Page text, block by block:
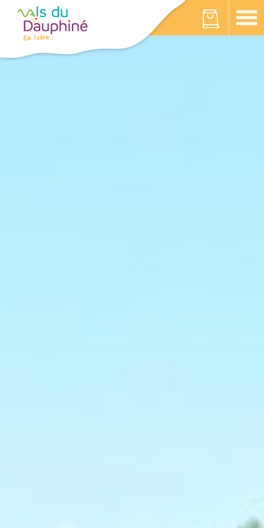
Votre panier est vide
Panneau de gestion des cookies